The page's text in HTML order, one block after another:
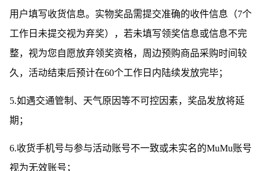
用户填写收货信息。实物奖品需提交准确的收件信息（7个
工作日未提交视为弃奖），若未填写领奖信息或信息不完
整，视为您自愿放弃领奖资格，周边预购商品采购时间较
久，活动结束后预计在60个工作日内陆续发放完毕；
5.如遇交通管制、天气原因等不可控因素，奖品发放将延
期；
6.收货手机号与参与活动账号不一致或未实名的MuMu账号
视为无效账号；